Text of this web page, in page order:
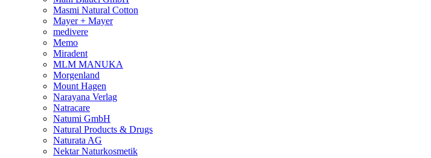
Masmi Natural Cotton
Mayer + Mayer
medivere
Memo
Miradent
MLM MANUKA
Morgenland
Mount Hagen
Narayana Verlag
Natracare
Natumi GmbH
Natural Products & Drugs
Naturata AG
Nektar Naturkosmetik